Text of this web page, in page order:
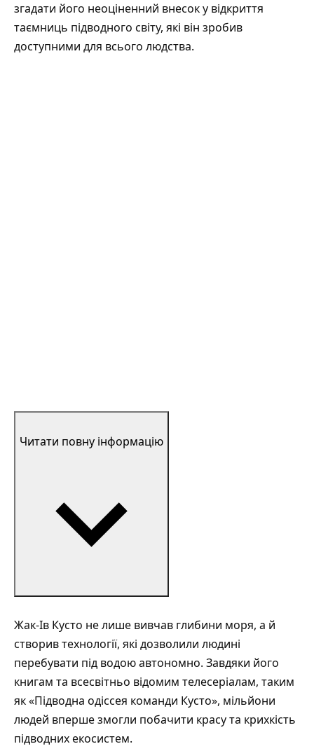
згадати його неоціненний внесок у відкриття
таємниць підводного світу, які він зробив
доступними для всього людства.
Читати повну інформацію
Жак-Ів Кусто не лише вивчав глибини моря, а й
створив технології, які дозволили людині
перебувати під водою автономно. Завдяки його
книгам та всесвітньо відомим телесеріалам, таким
як «Підводна одіссея команди Кусто», мільйони
людей вперше змогли побачити красу та крихкість
підводних екосистем.